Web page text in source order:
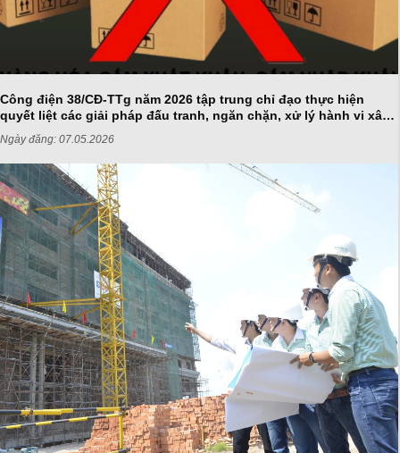
Công điện 38/CĐ-TTg năm 2026 tập trung chỉ đạo thực hiện
quyết liệt các giải pháp đấu tranh, ngăn chặn, xử lý hành vi xâm
phạm quyền sở hữu trí tuệ
Ngày đăng: 07.05.2026